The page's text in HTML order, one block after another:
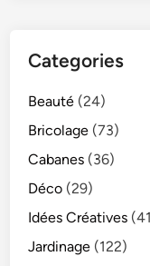
Categories
Beauté (24)
Bricolage (73)
Cabanes (36)
Déco (29)
Idées Créatives
Jardinage (122)